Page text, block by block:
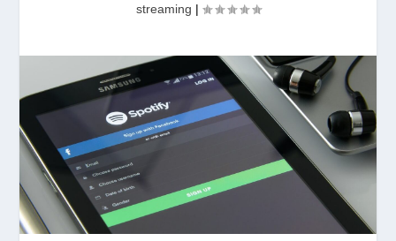
streaming |